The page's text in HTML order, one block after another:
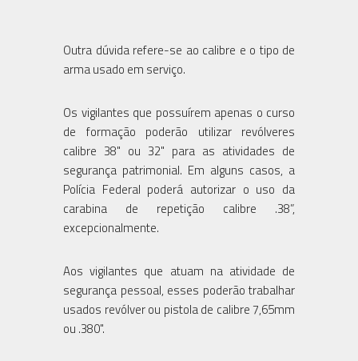
Outra dúvida refere-se ao calibre e o tipo de
arma usado em serviço.
Os vigilantes que possuírem apenas o curso
de formação poderão utilizar revólveres
calibre 38" ou 32" para as atividades de
segurança patrimonial. Em alguns casos, a
Polícia Federal poderá autorizar o uso da
carabina de repetição calibre .38”,
excepcionalmente.
Aos vigilantes que atuam na atividade de
segurança pessoal, esses poderão trabalhar
usados revólver ou pistola de calibre 7,65mm
ou .380".